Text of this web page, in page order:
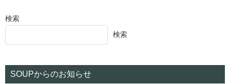
検索
検索
SOUPからのお知らせ